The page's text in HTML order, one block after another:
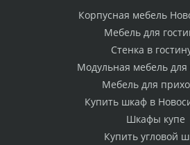
Корпусная мебель
Мебель для
Стенка в
Модульная мебель для
Мебель для
Купить шкаф в
Шкафы купе
Купить угловой